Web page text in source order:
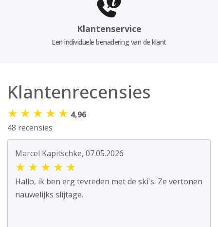
Klantenservice
Een individuele benadering van de klant
Klantenrecensies
★ ★ ★ ★ ★ 4,96
48 recensies
Marcel Kapitschke, 07.05.2026
★ ★ ★ ★ ★
Hallo, ik ben erg tevreden met de ski's. Ze vertonen
nauwelijks slijtage.